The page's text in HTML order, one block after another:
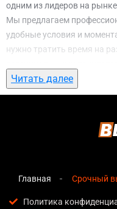
одним из лидеров на
Мы предлагаем
удобные условия и
нужно тратить время на
ожидание. С нами вы
Левобережный массив,
срочный выкуп
Мгновенная оценка
озвучивается сразу
Читать далее
Главная Срочный
Политика